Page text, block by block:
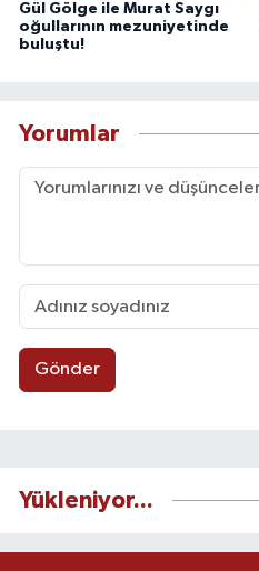
Gül Gölge ile Murat Saygı
oğullarının mezuniyetinde
buluştu!
Yorumlar
Gönder
Yükleniyor...